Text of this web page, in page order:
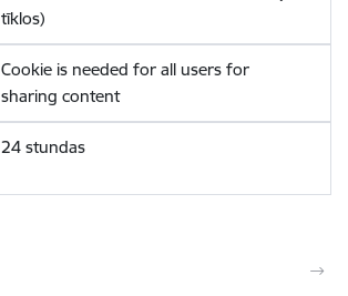
tīklos)
Cookie is needed for all users for
sharing content
24 stundas